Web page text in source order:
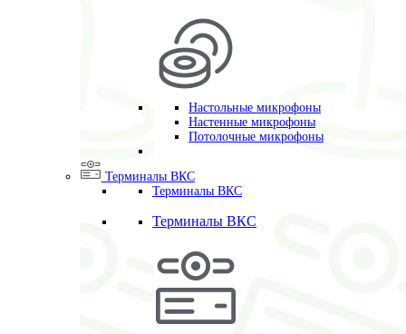
Настольные микрофоны
Настенные микрофоны
Потолочные микрофоны
Терминалы ВКС
Терминалы ВКС
Терминалы ВКС